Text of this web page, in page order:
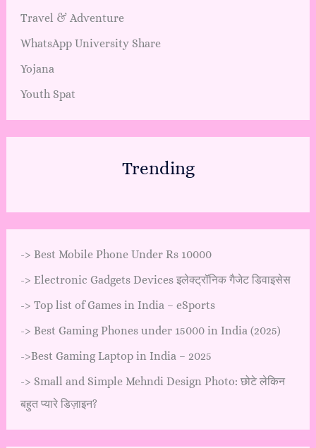
Travel & Adventure
WhatsApp University Share
Yojana
Youth Spat
Trending
-> Best Mobile Phone Under Rs 10000
-> Electronic Gadgets Devices इलेक्ट्रॉनिक गैजेट डिवाइसेस
-> Top list of Games in India – eSports
-> Best Gaming Phones under 15000 in India (2025)
->Best Gaming Laptop in India – 2025
-> Small and Simple Mehndi Design Photo: छोटे लेकिन
बहुत प्यारे डिज़ाइन?